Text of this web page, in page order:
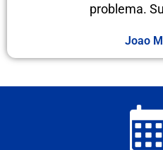
problema.
Joao